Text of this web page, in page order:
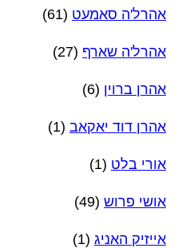
אהרל'ה סאמעט (61)
אהרל'ה שארף (27)
אהרן ברוין (6)
אהרן דוד יאקאב (1)
אורי בלט (1)
אושי פרוש (49)
אייזיק האניג (1)